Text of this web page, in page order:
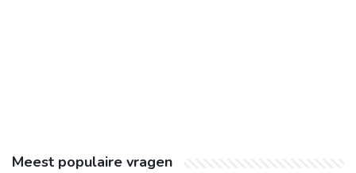
Meest populaire vragen